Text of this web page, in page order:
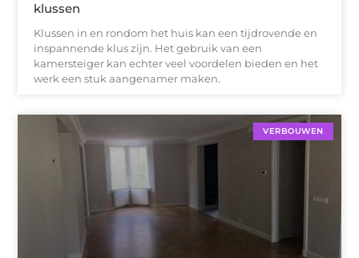
klussen
Klussen in en rondom het huis kan een tijdrovende en
inspannende klus zijn. Het gebruik van een
kamersteiger kan echter veel voordelen bieden en het
werk een stuk aangenamer maken.
VERBOUWEN